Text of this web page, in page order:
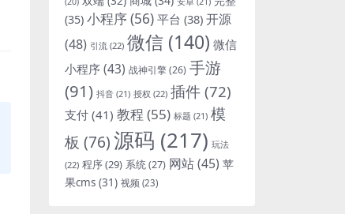
(35) 小程序(56) 平台 (38) 开源
(48) 引流 (22) 微信 (140) 微信
小程序(43) 战神引擎(26) 手游
(91) 抖音 (21) 授权 (22) 插件 (72)
支付 (41) 教程 (55) 标题 (21) 模
板 (76)源码 (217) 玩法
(22) 程序(29) 系统(27) 网站(45) 苹
果cms (31) 视频 (23)